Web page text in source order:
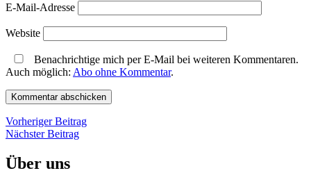
E-Mail-Adresse
Website
Benachrichtige mich per E-Mail bei weiteren Kommentaren.
Auch möglich: Abo ohne Kommentar.
Beitragsnavigation
Vorheriger BeitragVorheriger
Nächster BeitragNächster
Über uns